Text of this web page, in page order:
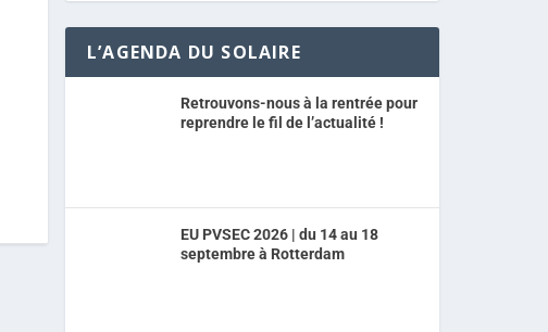
L’AGENDA DU SOLAIRE
Retrouvons-nous à la rentrée pour
reprendre le fil de l’actualité !
EU PVSEC 2026 | du 14 au 18
septembre à Rotterdam